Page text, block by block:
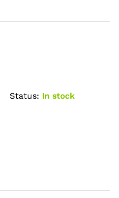
Status: In stock